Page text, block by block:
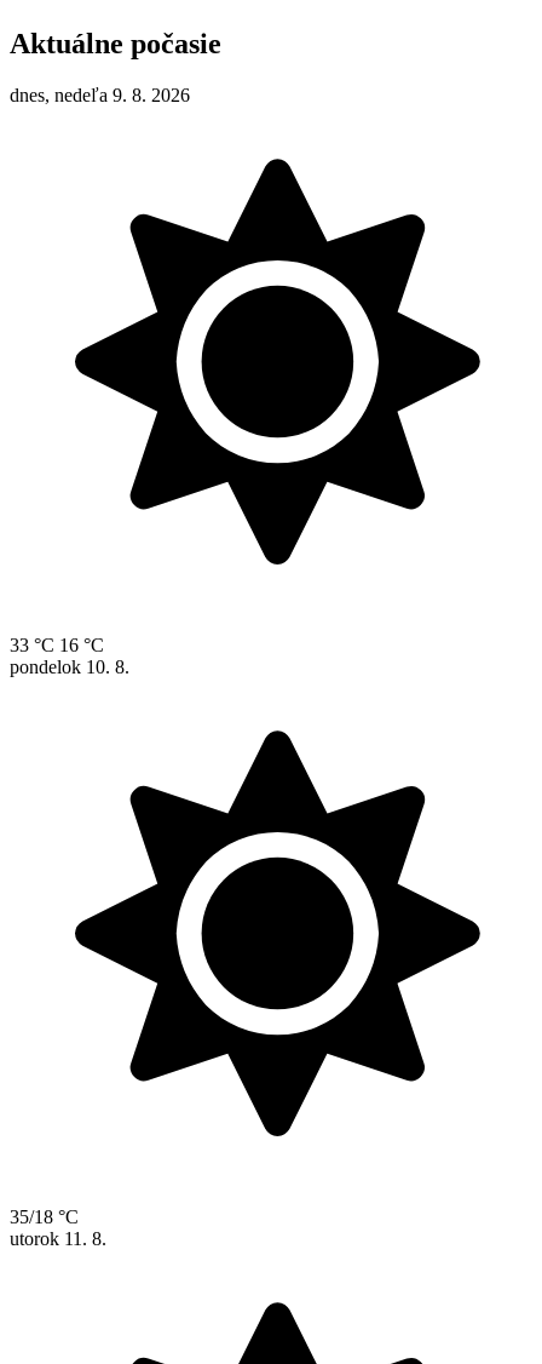
Aktuálne počasie
dnes, nedeľa 9. 8. 2026
33 °C 16 °C
pondelok 10. 8.
35/18 °C
utorok 11. 8.